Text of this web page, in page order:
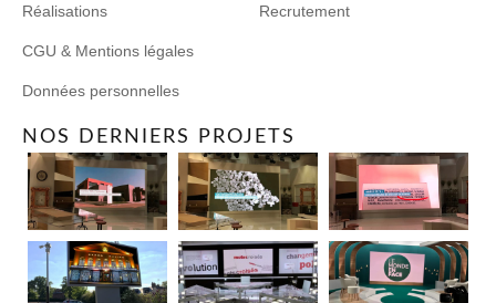
Réalisations
CGU & Mentions légales
Données personnelles
Recrutement
NOS DERNIERS PROJETS